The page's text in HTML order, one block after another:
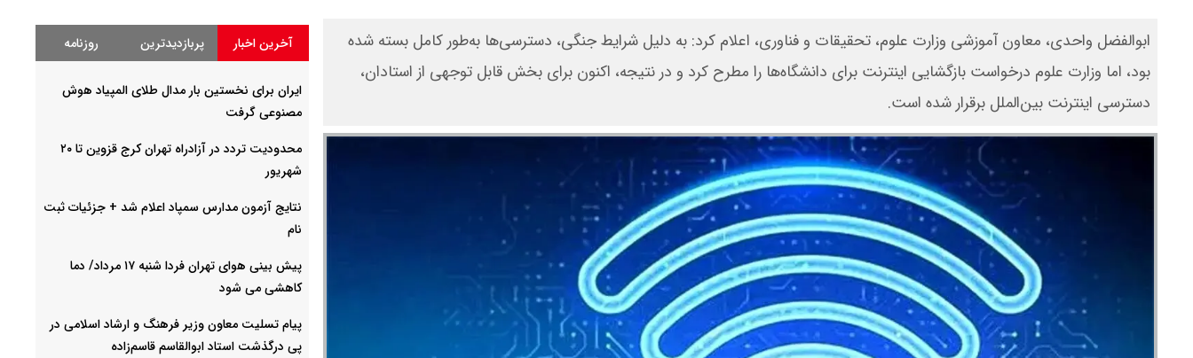
ابوالفضل واحدی، معاون آموزشی وزارت علوم، تحقیقات و فناوری، اعلام کرد: به دلیل شرایط جنگی، دسترسی‌ها به‌طور کامل بسته شده
بود، اما وزارت علوم درخواست بازگشایی اینترنت برای دانشگاه‌ها را مطرح کرد و در نتیجه، اکنون برای بخش قابل توجهی از استادان،
دسترسی اینترنت بین‌الملل برقرار شده است.
آخرین اخبار پربازدیدترین روزنامه
ایران برای نخستین بار مدال طلای المپیاد هوش
مصنوعی گرفت
محدودیت تردد در آزادراه تهران کرج قزوین تا ۲۰
شهریور
نتایج آزمون مدارس سمپاد اعلام شد + جزئیات ثبت
نام
پیش بینی هوای تهران فردا شنبه ۱۷ مرداد/ دما
کاهشی می شود
پیام تسلیت معاون وزیر فرهنگ و ارشاد اسلامی در
پی درگذشت استاد ابوالقاسم قاسم‌زاده